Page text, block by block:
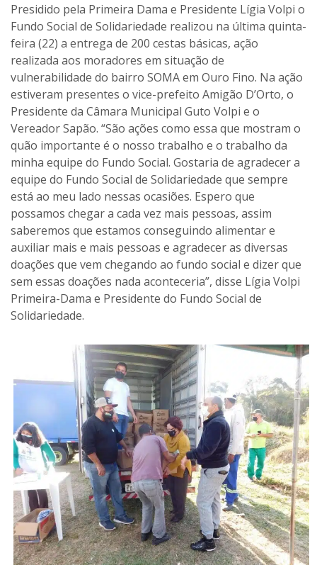
Presidido pela Primeira Dama e Presidente Lígia Volpi o
Fundo Social de Solidariedade realizou na última quinta-
feira (22) a entrega de 200 cestas básicas, ação
realizada aos moradores em situação de
vulnerabilidade do bairro SOMA em Ouro Fino. Na ação
estiveram presentes o vice-prefeito Amigão D’Orto, o
Presidente da Câmara Municipal Guto Volpi e o
Vereador Sapão. “São ações como essa que mostram o
quão importante é o nosso trabalho e o trabalho da
minha equipe do Fundo Social. Gostaria de agradecer a
equipe do Fundo Social de Solidariedade que sempre
está ao meu lado nessas ocasiões. Espero que
possamos chegar a cada vez mais pessoas, assim
saberemos que estamos conseguindo alimentar e
auxiliar mais e mais pessoas e agradecer as diversas
doações que vem chegando ao fundo social e dizer que
sem essas doações nada aconteceria”, disse Lígia Volpi
Primeira-Dama e Presidente do Fundo Social de
Solidariedade.